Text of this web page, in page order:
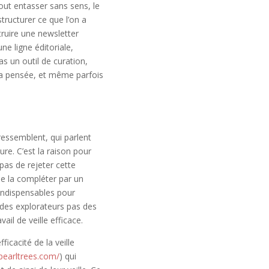
entasser sans sens, le
ce que l’on a
une newsletter
ligne éditoriale,
un outil de curation,
pensée, et même parfois
qui parlent
C’est la raison pour
de rejeter cette
la compléter par un
pour
explorateurs pas des
de veille efficace.
de la veille
) qui